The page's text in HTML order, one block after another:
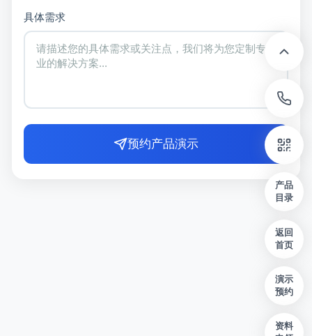
具体需求
预约产品演示
产品
目录
返回
首页
演示
预约
资料